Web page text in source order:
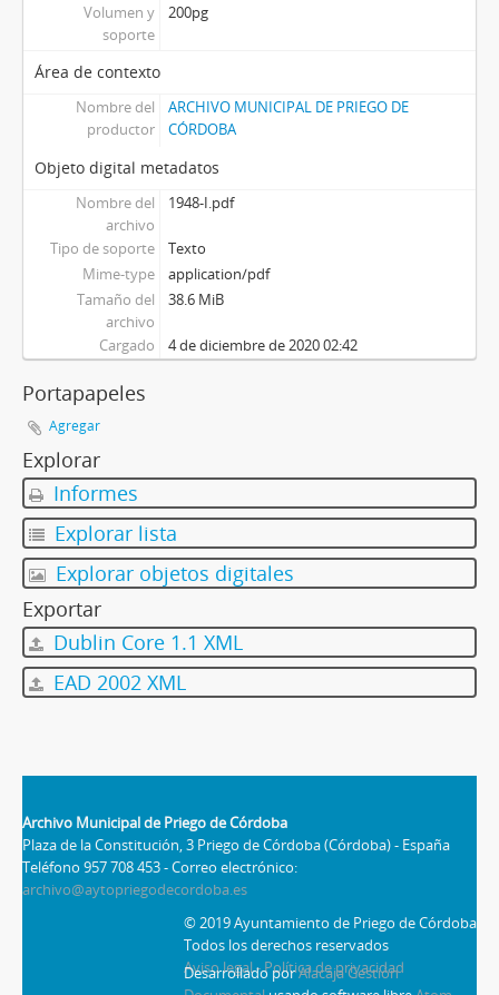
Volumen y
soporte
200pg
Área de contexto
Nombre del
productor
ARCHIVO MUNICIPAL DE PRIEGO DE
CÓRDOBA
Objeto digital metadatos
Nombre del
archivo
1948-I.pdf
Tipo de soporte
Texto
Mime-type
application/pdf
Tamaño del
archivo
38.6 MiB
Cargado 4 de diciembre de 2020 02:42
Portapapeles
Agregar
Explorar
Informes
Explorar lista
Explorar objetos digitales
Exportar
Dublin Core 1.1 XML
EAD 2002 XML
Archivo Municipal de Priego de Córdoba
Plaza de la Constitución, 3 Priego de Córdoba (Córdoba) - España
Teléfono 957 708 453 - Correo electrónico:
archivo@aytopriegodecordoba.es
© 2019 Ayuntamiento de Priego de Córdoba
Todos los derechos reservados
Aviso legal - Política de privacidad
Desarrollado porAlacaja Gestión